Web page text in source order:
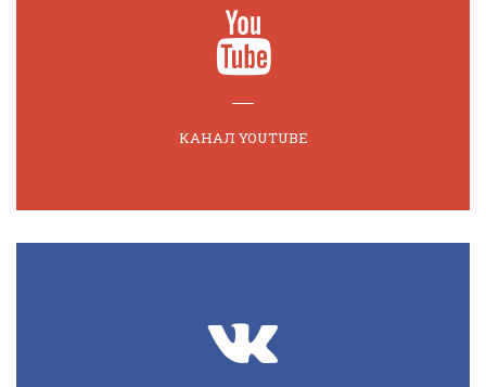
КАНАЛ YOUTUBE